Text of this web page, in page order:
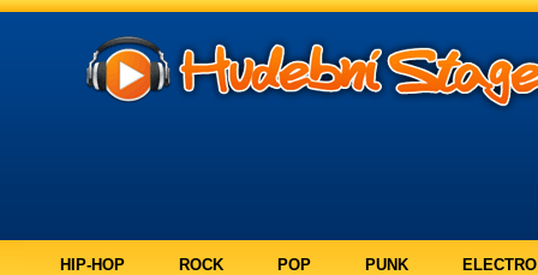
HIP-HOP ROCK POP PUNK ELECTRO